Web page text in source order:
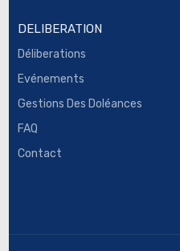
DELIBERATION
Déliberations
Evénements
Gestions Des Doléances
FAQ
Contact